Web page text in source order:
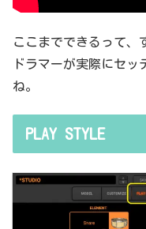
ここまでできるって、
ドラマーが実際にセ
ね。
PLAY STYLE